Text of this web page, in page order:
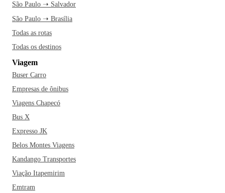
São Paulo ➝ Salvador
São Paulo ➝ Brasília
Todas as rotas
Todas os destinos
Viagem
Buser Carro
Empresas de ônibus
Viagens Chapecó
Bus X
Expresso JK
Belos Montes Viagens
Kandango Transportes
Viação Itapemirim
Emtram